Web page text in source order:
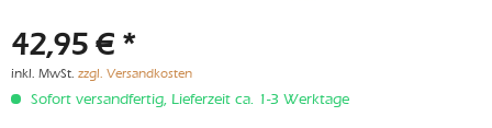
42,95 € *
inkl. MwSt. zzgl. Versandkosten
Sofort versandfertig, Lieferzeit ca. 1-3 Werktage